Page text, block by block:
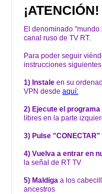
¡ATENCIÓN!
El denominado
canal ruso de TV RT.
Para poder seguir
instrucciones
1) Instale en su
VPN desde aquí:
2) Ejecute el programa
libres en la parte
3) Pulse "CONECTAR"
4) Vuelva a entrar en
la señal de RT TV
5) Maldiga a los
ancestros